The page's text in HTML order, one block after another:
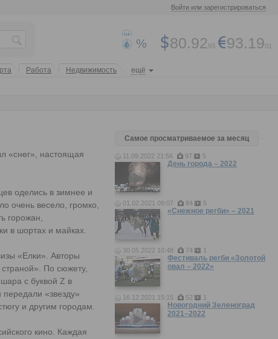
Войти или зарегистрироваться
% 80.92 93 93.1901
Работа Недвижимость ещё
«снег», настоящая
оделись в зимнее и
очень весело, громко,
горожан,
в шортах и майках.
«Елки». Авторы
По сюжету,
с буквой Z в
«звезду»
и другим городам.
кино. Каждая
Самое просматриваемое за месяц
11.09.2022 21:56 97 5
День города – 2022
01.02.2021 09:07 84 5
«Снежное регби» – 2021
30.05.2022 10:48 74 1
Фестиваль регби «Золотой
овал – 2022»
16.12.2021 15:15 52 1
Новогодний Зеленоград
2021–2022